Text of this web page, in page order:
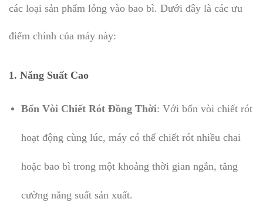
các loại sản phẩm lỏng vào bao bì. Dưới đây là các ưu
điểm chính của máy này:
1. Năng Suất Cao
Bốn Vòi Chiết Rót Đồng Thời: Với bốn vòi chiết rót
hoạt động cùng lúc, máy có thể chiết rót nhiều chai
hoặc bao bì trong một khoảng thời gian ngắn, tăng
cường năng suất sản xuất.